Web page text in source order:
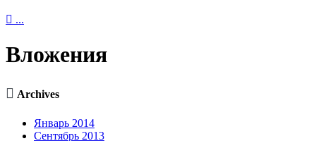
 ...
Вложения
 Archives
Январь 2014
Сентябрь 2013